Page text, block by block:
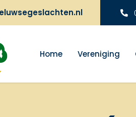
Home Vereniging